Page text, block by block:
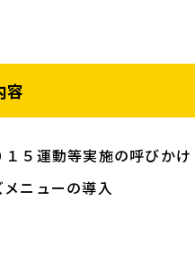
容
１５運動等実施の呼びかけ
メニューの導入